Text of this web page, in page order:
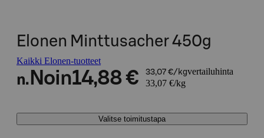
Elonen Minttusacher 450g
Kaikki Elonen-tuotteet
n. Noin14,88 € 33,07 €/kgvertailuhinta
33,07 €/kg
Valitse toimitustapa